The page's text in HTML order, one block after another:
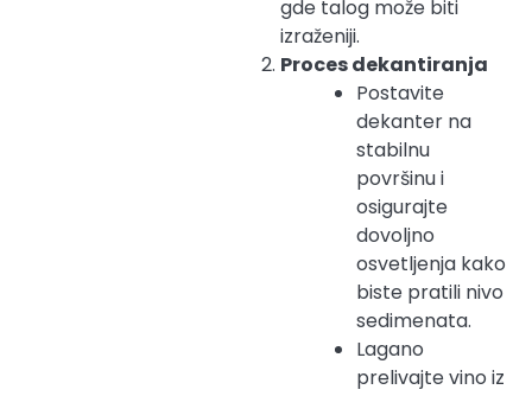
gde talog može biti
izraženiji.
Proces dekantiranja
Postavite
dekanter na
stabilnu
površinu i
osigurajte
dovoljno
osvetljenja kako
biste pratili nivo
sedimenata.
Lagano
prelivajte vino iz